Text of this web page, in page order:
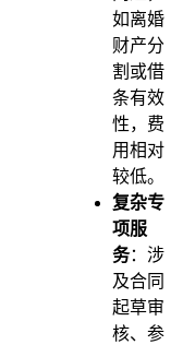
如离婚
财产分
割或借
条有效
性，费
用相对
较低。
复杂专
项服
务：涉
及合同
起草审
核、参